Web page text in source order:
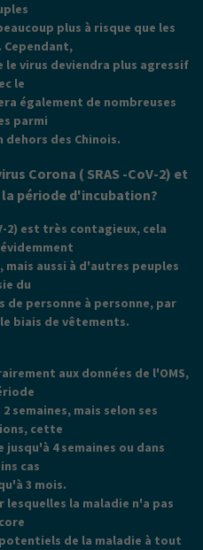
plus à risque que les
Cependant,
le virus deviendra plus agressif
le
également de nombreuses
parmi
des Chinois.
Corona ( SRAS -CoV-2) et
période d'incubation?
2) est très contagieux, cela
aussi à d'autres peuples
du
de personne à personne, par
biais de vêtements.
aux données de l'OMS,
semaines, mais selon ses
cette
4 semaines ou dans
cas
3 mois.
lesquelles la maladie n'a pas
de la maladie à tout